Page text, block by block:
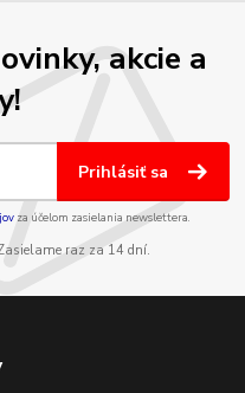
akcie a
Prihlásiť sa
za účelom zasielania newslettera.
raz za 14 dní.